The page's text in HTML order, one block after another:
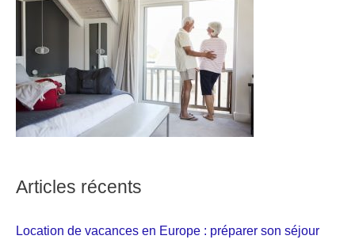
Articles récents
Location de vacances en Europe : préparer son séjour